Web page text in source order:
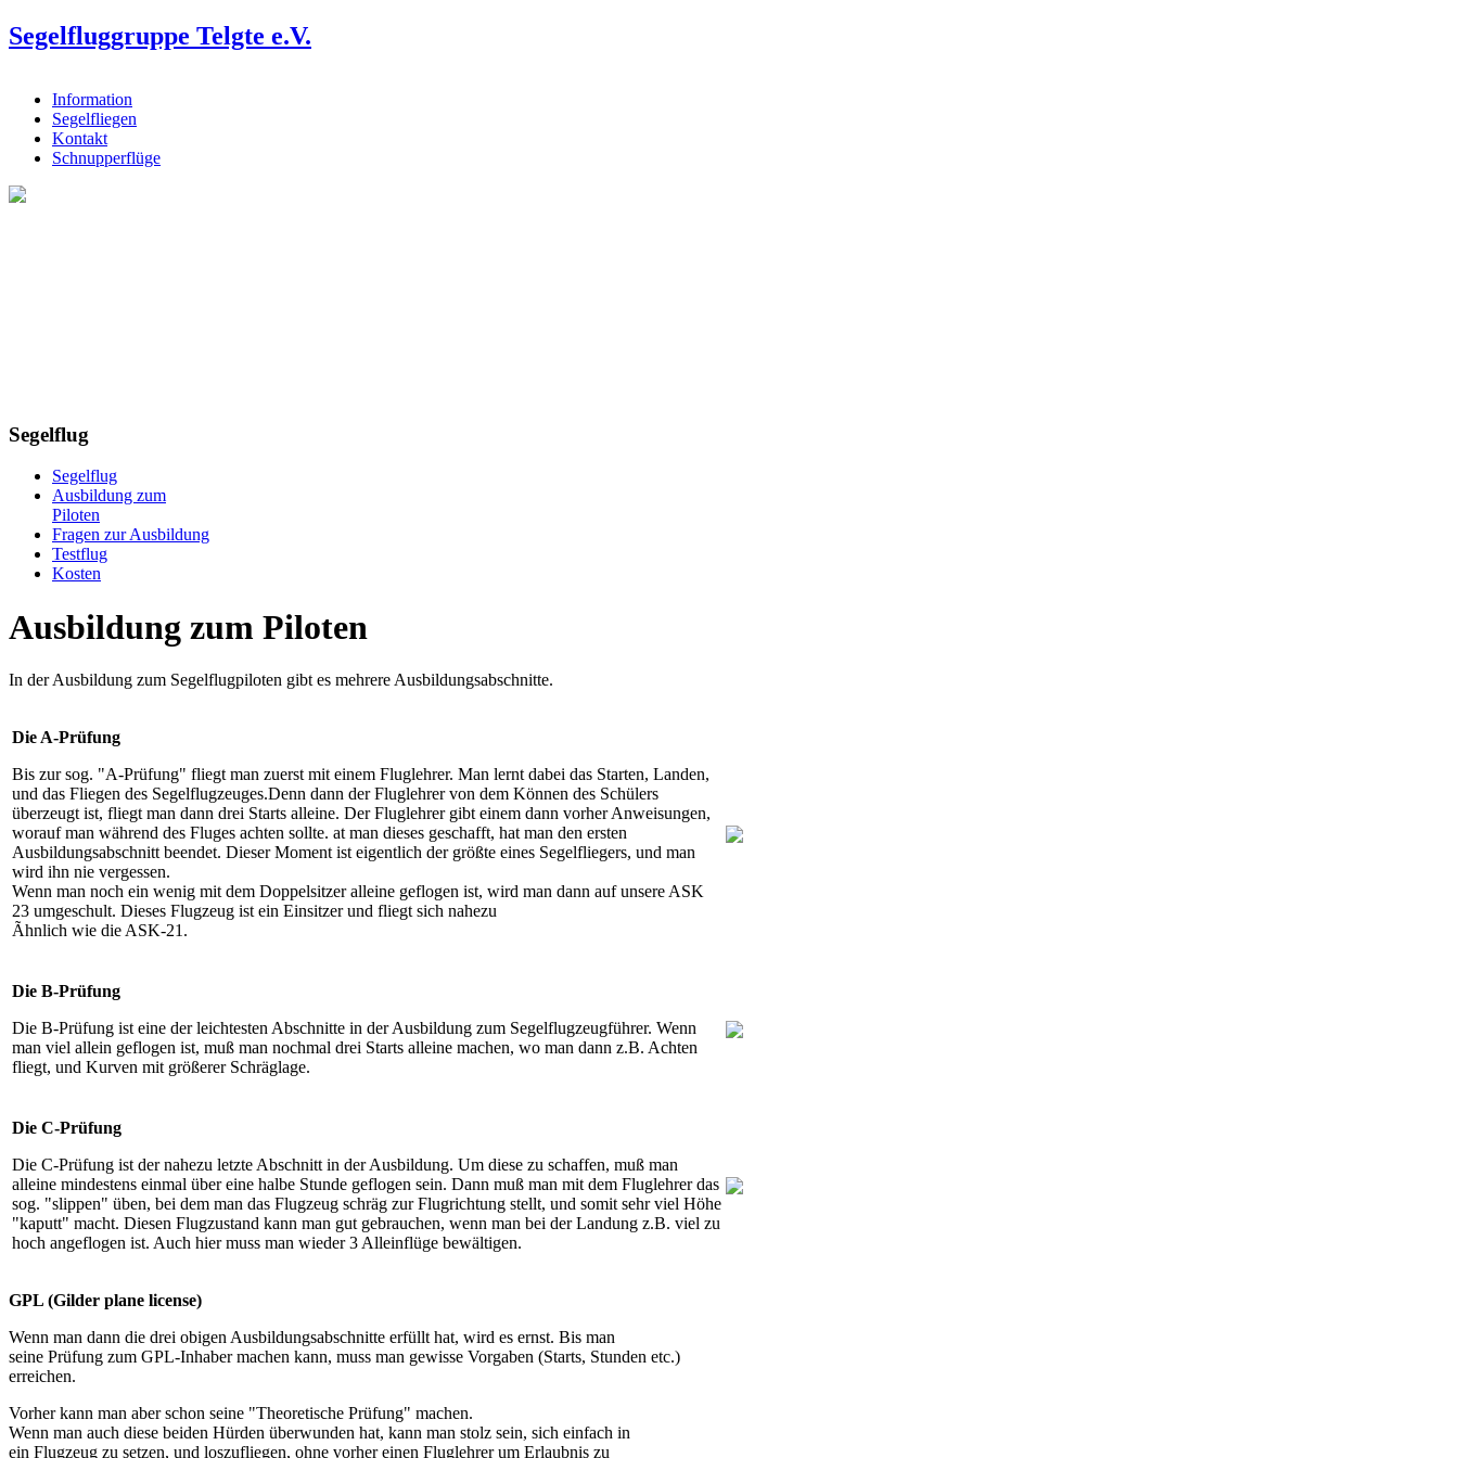
Segelfluggruppe Telgte e.V.
Information
Segelfliegen
Kontakt
Schnupperflüge
Segelflug
Segelflug
Ausbildung zum
Piloten
Fragen zur Ausbildung
Testflug
Kosten
Ausbildung zum Piloten
In der Ausbildung zum Segelflugpiloten gibt es mehrere Ausbildungsabschnitte.
Die A-Prüfung
Bis zur sog. "A-Prüfung" fliegt man zuerst mit einem Fluglehrer. Man lernt dabei das Starten, Landen,
und das Fliegen des Segelflugzeuges.Denn dann der Fluglehrer von dem Können des Schülers
überzeugt ist, fliegt man dann drei Starts alleine. Der Fluglehrer gibt einem dann vorher Anweisungen,
worauf man während des Fluges achten sollte. at man dieses geschafft, hat man den ersten
Ausbildungsabschnitt beendet. Dieser Moment ist eigentlich der größte eines Segelfliegers, und man
wird ihn nie vergessen.
Wenn man noch ein wenig mit dem Doppelsitzer alleine geflogen ist, wird man dann auf unsere ASK
23 umgeschult. Dieses Flugzeug ist ein Einsitzer und fliegt sich nahezu
Ãhnlich wie die ASK-21.
Die B-Prüfung
Die B-Prüfung ist eine der leichtesten Abschnitte in der Ausbildung zum Segelflugzeugführer. Wenn
man viel allein geflogen ist, muß man nochmal drei Starts alleine machen, wo man dann z.B. Achten
fliegt, und Kurven mit größerer Schräglage.
Die C-Prüfung
Die C-Prüfung ist der nahezu letzte Abschnitt in der Ausbildung. Um diese zu schaffen, muß man
alleine mindestens einmal über eine halbe Stunde geflogen sein. Dann muß man mit dem Fluglehrer das
sog. "slippen" üben, bei dem man das Flugzeug schräg zur Flugrichtung stellt, und somit sehr viel Höhe
"kaputt" macht. Diesen Flugzustand kann man gut gebrauchen, wenn man bei der Landung z.B. viel zu
hoch angeflogen ist. Auch hier muss man wieder 3 Alleinflüge bewältigen.
GPL (Gilder plane license)
Wenn man dann die drei obigen Ausbildungsabschnitte erfüllt hat, wird es ernst. Bis man
seine Prüfung zum GPL-Inhaber machen kann, muss man gewisse Vorgaben (Starts, Stunden etc.)
erreichen.
Vorher kann man aber schon seine "Theoretische Prüfung" machen.
Wenn man auch diese beiden Hürden überwunden hat, kann man stolz sein, sich einfach in
ein Flugzeug zu setzen, und loszufliegen, ohne vorher einen Fluglehrer um Erlaubnis zu